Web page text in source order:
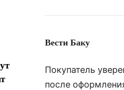
Вести Баку
Покупатель
после